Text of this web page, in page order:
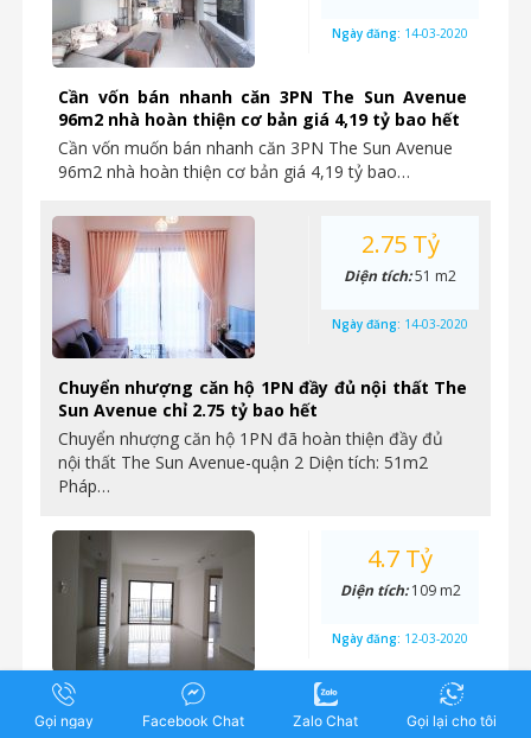
Cần vốn bán nhanh căn 3PN The Sun Avenue
96m2 nhà hoàn thiện cơ bản giá 4,19 tỷ bao hết
Cần vốn muốn bán nhanh căn 3PN The Sun Avenue
96m2 nhà hoàn thiện cơ bản giá 4,19 tỷ bao…
Ngày đăng: 14-03-2020
Chuyển nhượng căn hộ 1PN đầy đủ nội thất The
Sun Avenue chỉ 2.75 tỷ bao hết
Chuyển nhượng căn hộ 1PN đã hoàn thiện đầy đủ
nội thất The Sun Avenue-quận 2 Diện tích: 51m2
Pháp…
2.75 Tỷ
Diện tích:51 m2
Ngày đăng: 14-03-2020
The Sun Avenue – Chuyển nhượng căn 3 phòng
ngủ, 109m2, nhà hoàn thiện cơ bản, giá 4,7 tỷ
4.7 Tỷ
Diện tích:109 m2
Ngày đăng: 12-03-2020
Gọi ngay Facebook Chat Zalo Chat Gọi lại cho tôi